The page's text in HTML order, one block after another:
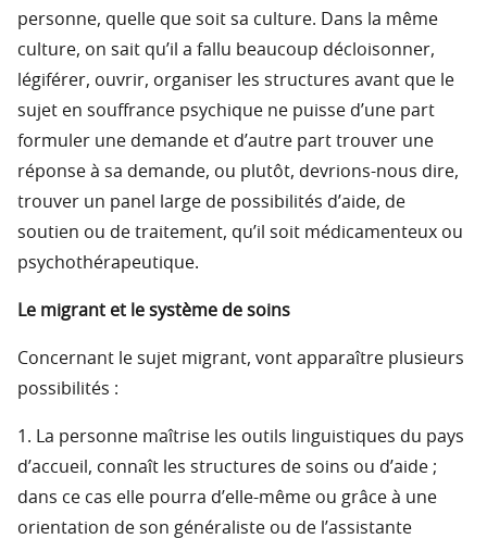
personne, quelle que soit sa culture. Dans la même
culture, on sait qu’il a fallu beaucoup décloisonner,
légiférer, ouvrir, organiser les structures avant que le
sujet en souffrance psychique ne puisse d’une part
formuler une demande et d’autre part trouver une
réponse à sa demande, ou plutôt, devrions-nous dire,
trouver un panel large de possibilités d’aide, de
soutien ou de traitement, qu’il soit médicamenteux ou
psychothérapeutique.
Le migrant et le système de soins
Concernant le sujet migrant, vont apparaître plusieurs
possibilités :
1. La personne maîtrise les outils linguistiques du pays
d’accueil, connaît les structures de soins ou d’aide ;
dans ce cas elle pourra d’elle-même ou grâce à une
orientation de son généraliste ou de l’assistante